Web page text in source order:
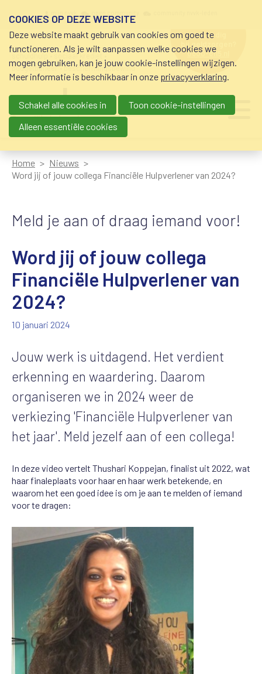
schuldhulp • sociaal krediet •
budgetbeheer • beschermingsbewind
hulp nodig
bij geldzorgen?
0800-8115.nl
Main navigation
Home
Nieuws
Word jij of jouw collega Financiële Hulpverlener van 2024?
Meld je aan of draag iemand voor!
Word jij of jouw collega
Financiële Hulpverlener van
2024?
10 januari 2024
Jouw werk is uitdagend. Het verdient
erkenning en waardering. Daarom
organiseren we in 2024 weer de
verkiezing 'Financiële Hulpverlener van
het jaar'. Meld jezelf aan of een collega!
In deze video vertelt Thushari Koppejan, finalist uit 2022, wat
haar finaleplaats voor haar en haar werk betekende, en
waarom het een goed idee is om je aan te melden of iemand
voor te dragen:
COOKIES OP DEZE WEBSITE
Deze website maakt gebruik van cookies om goed te
functioneren. Als je wilt aanpassen welke cookies we
mogen gebruiken, kan je jouw cookie-instellingen wijzigen.
Meer informatie is beschikbaar in onze privacyverklaring.
Schakel alle cookies in
Toon cookie-instellingen
Alleen essentiële cookies